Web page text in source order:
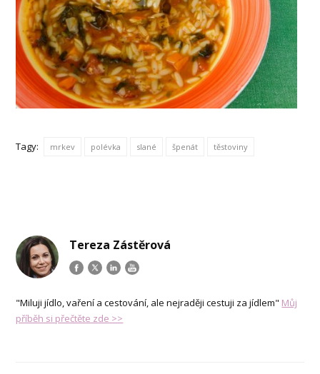
Tagy: mrkev polévka slané špenát těstoviny
Tereza Zástěrová
"Miluji jídlo, vaření a cestování, ale nejraději cestuji za jídlem" Můj
příběh si přečtěte zde >>